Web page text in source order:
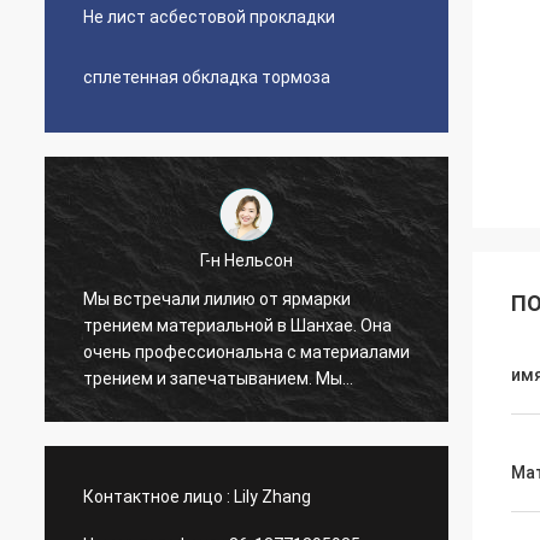
Не лист асбестовой прокладки
сплетенная обкладка тормоза
Г-н Нельсон
Мы встречали лилию от ярмарки
трением материальной в Шанхае. Она
очень профессиональна с материалами
трением и запечатыванием. Мы
импортировали листы обкладки
Очень честный поставщик, мы
Мы
Контактное лицо : Lily Zhang